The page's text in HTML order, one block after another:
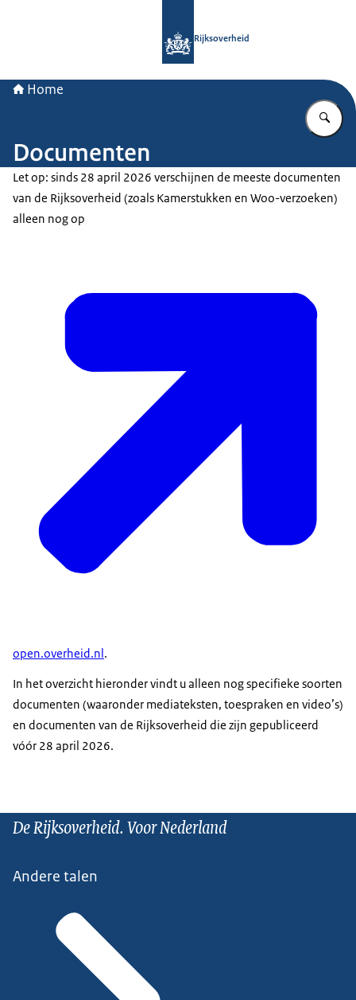
Rijksoverheid
Home
Documenten
Let op: sinds 28 april 2026 verschijnen de meeste documenten
van de Rijksoverheid (zoals Kamerstukken en Woo-verzoeken)
alleen nog op
open.overheid.nl.
In het overzicht hieronder vindt u alleen nog specifieke soorten
documenten (waaronder mediateksten, toespraken en video’s)
en documenten van de Rijksoverheid die zijn gepubliceerd
vóór 28 april 2026.
De Rijksoverheid. Voor Nederland
Andere talen